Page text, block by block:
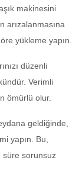
makinesini
arızalanmasına
yükleme yapın.
düzenli
Verimli
ömürlü olur.
geldiğinde,
yapın. Bu,
süre sorunsuz